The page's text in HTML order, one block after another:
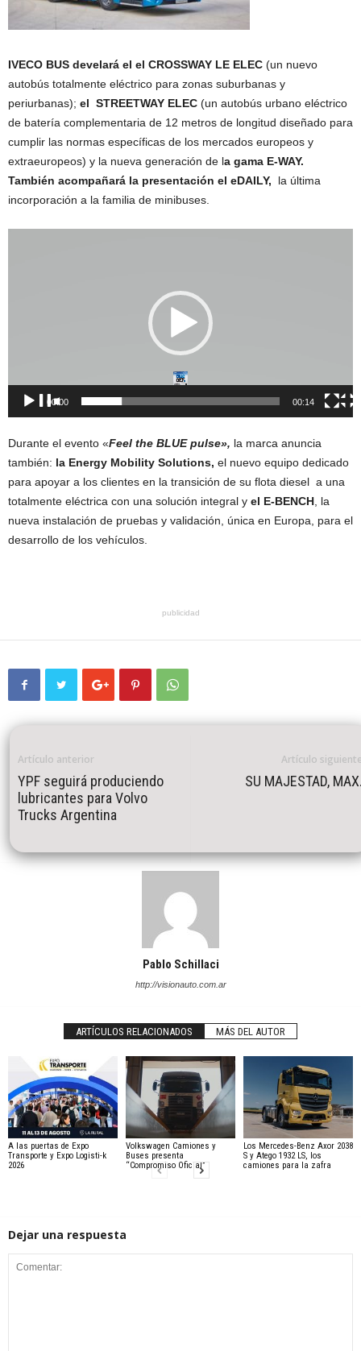
IVECO BUS develará el el CROSSWAY LE ELEC (un nuevo
autobús totalmente eléctrico para zonas suburbanas y
periurbanas); el STREETWAY ELEC (un autobús urbano eléctrico
de batería complementaria de 12 metros de longitud diseñado para
cumplir las normas específicas de los mercados europeos y
extraeuropeos) y la nueva generación de la gama E-WAY.
También acompañará la presentación el eDAILY,
la última
incorporación a la familia de minibuses.
00:00 00:14
Durante el evento «Feel the BLUE pulse», la marca anuncia
también: la Energy Mobility Solutions, el nuevo equipo dedicado
para apoyar a los clientes en la transición de su flota diesel a una
totalmente eléctrica con una solución integral y el E-BENCH , la
nueva instalación de pruebas y validación, única en Europa, para el
desarrollo de los vehículos.
publicidad
Artículo anterior
YPF seguirá produciendo
lubricantes para Volvo
Trucks Argentina
Artículo
SU MAJESTAD,
Pablo Schillaci
http://visionauto.com.ar
ARTÍCULOS RELACIONADOS MÁS DEL AUTOR
A las puertas de Expo
Transporte y Expo Logisti-k
2026
Volkswagen Camiones y
Buses presenta
“Compromiso Oficial”
Los Mercedes-Benz Axor 2038
S y Atego 1932 LS, los
camiones para la zafra
Dejar una respuesta